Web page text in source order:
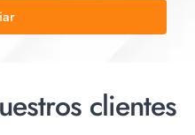
clientes